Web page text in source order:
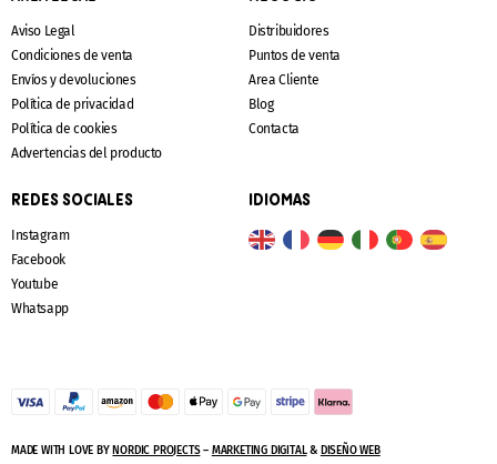
Aviso Legal
Condiciones de venta
Envíos y devoluciones
Política de privacidad
Política de cookies
Advertencias del producto
Distribuidores
Puntos de venta
Area Cliente
Blog
Contacta
REDES SOCIALES
Instagram
Facebook
Youtube
Whatsapp
IDIOMAS
MADE WITH LOVE BY NORDIC PROJECTS– MARKETING DIGITAL& DISEÑO WEB